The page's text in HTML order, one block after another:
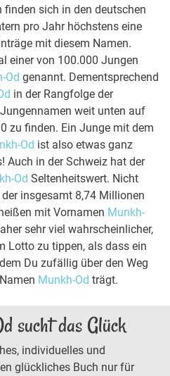
finden sich in den deutschen
pro Jahr höchstens eine
mit diesem Namen.
einer von 100.000 Jungen
Od genannt. Dementsprechend
in der Rangfolge der
weit unten auf
zu finden. Ein Junge mit dem
Od ist also etwas ganz
Auch in der Schweiz hat der
Od Seltenheitswert. Nicht
insgesamt 8,74 Millionen
mit Vornamen Munkh-
sehr viel wahrscheinlicher,
Lotto zu tippen, als dass ein
Du zufällig über den Weg
Munkh-Od trägt.
sucht das Glück
individuelles und
glückliches Buch nur für